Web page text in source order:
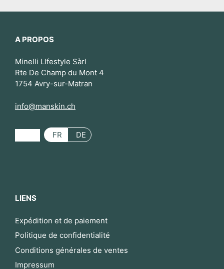
A PROPOS
Minelli LIfestyle Sàrl
Rte De Champ du Mont 4
1754 Avry-sur-Matran
info@manskin.ch
FR DE
LIENS
Expédition et de paiement
Politique de confidentialité
Conditions générales de ventes
Impressum